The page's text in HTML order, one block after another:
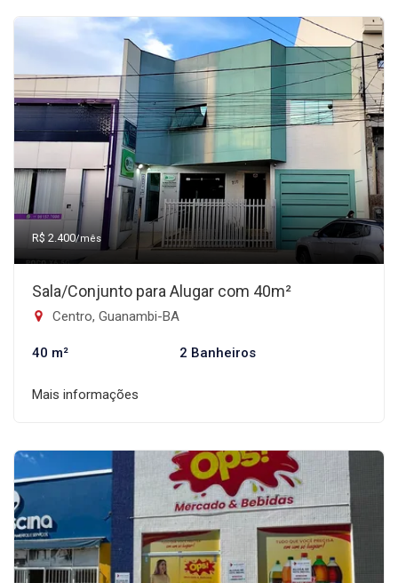
R$ 2.400/mês
Sala/Conjunto para Alugar com 40m²
Centro, Guanambi-BA
40 m² 2 Banheiros
Mais informações